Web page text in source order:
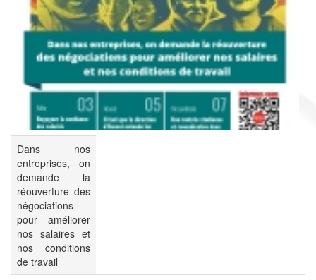
Dans nos
entreprises, on
demande la
réouverture des
négociations
pour améliorer
nos salaires et
nos conditions
de travail